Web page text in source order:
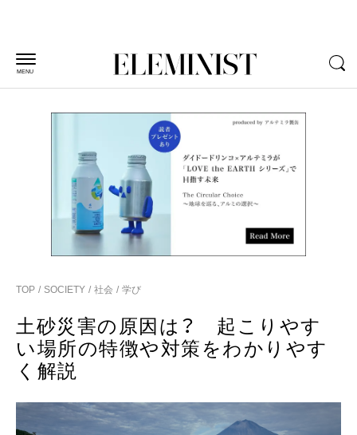
MENU
TOP SOCIETY 社会 学び
土砂災害の原因は？ 起こりやす
い場所の特徴や対策をわかりやす
く解説